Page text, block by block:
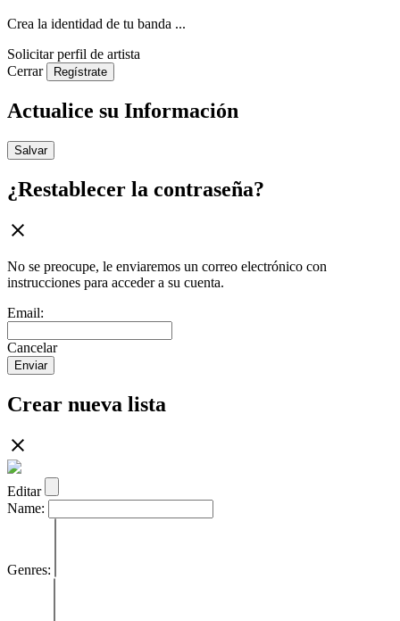
Crea la identidad de tu banda ...
Solicitar perfil de artista
Cerrar
Regístrate
Actualice su Información
Salvar
¿Restablecer la contraseña?
No se preocupe, le enviaremos un correo electrónico con
instrucciones para acceder a su cuenta.
Email:
Cancelar
Enviar
Crear nueva lista
Editar
Name:
Genres: